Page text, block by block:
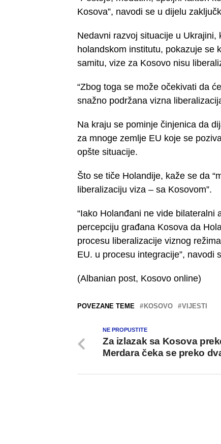
Kosova”, navodi se u dijelu
Nedavni razvoj situacije u
holandskom institutu, pokazuje se
samitu, vize za Kosovo nisu
“Zbog toga se može očekivati da
snažno podržana vizna
Na kraju se pominje činjenica da
za mnoge zemlje EU koje se
opšte situacije.
Što se tiče Holandije, kaže se da
liberalizaciju viza – sa Kosovom”.
“Iako Holanđani ne vide
percepciju građana Kosova da
procesu liberalizacije viznog
EU. u procesu integracije”, navodi
(Albanian post, Kosovo online)
POVEZANE TEME KOSOVO VIJESTI
NE PROPUSTITE
Za izlazak sa Kosova
Merdara čeka se preko